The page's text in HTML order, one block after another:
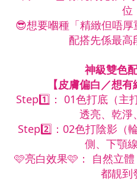
位
😎想要嗰種「精緻但唔
配搭先係最高
神級雙色
【皮膚偏白／想
Step1️⃣： 01色打底（主
透亮、乾淨
Step2️⃣：02色打陰影（
側、下顎
🩷亮白效果🩷： 自然立
都靚到